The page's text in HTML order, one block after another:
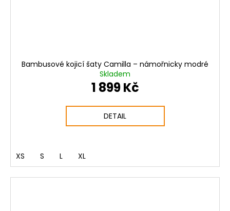
Bambusové kojicí šaty Camilla – námořnicky modré
Skladem
1 899 Kč
DETAIL
XS S L XL